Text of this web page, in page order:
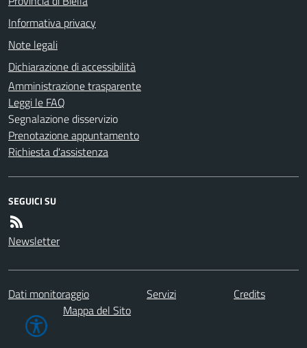
Informativa privacy
Note legali
Dichiarazione di accessibilità
Amministrazione trasparente
Leggi le FAQ
Segnalazione disservizio
Prenotazione appuntamento
Richiesta d'assistenza
SEGUICI SU
Newsletter
Dati monitoraggio Servizi
Credits
Mappa del Sito